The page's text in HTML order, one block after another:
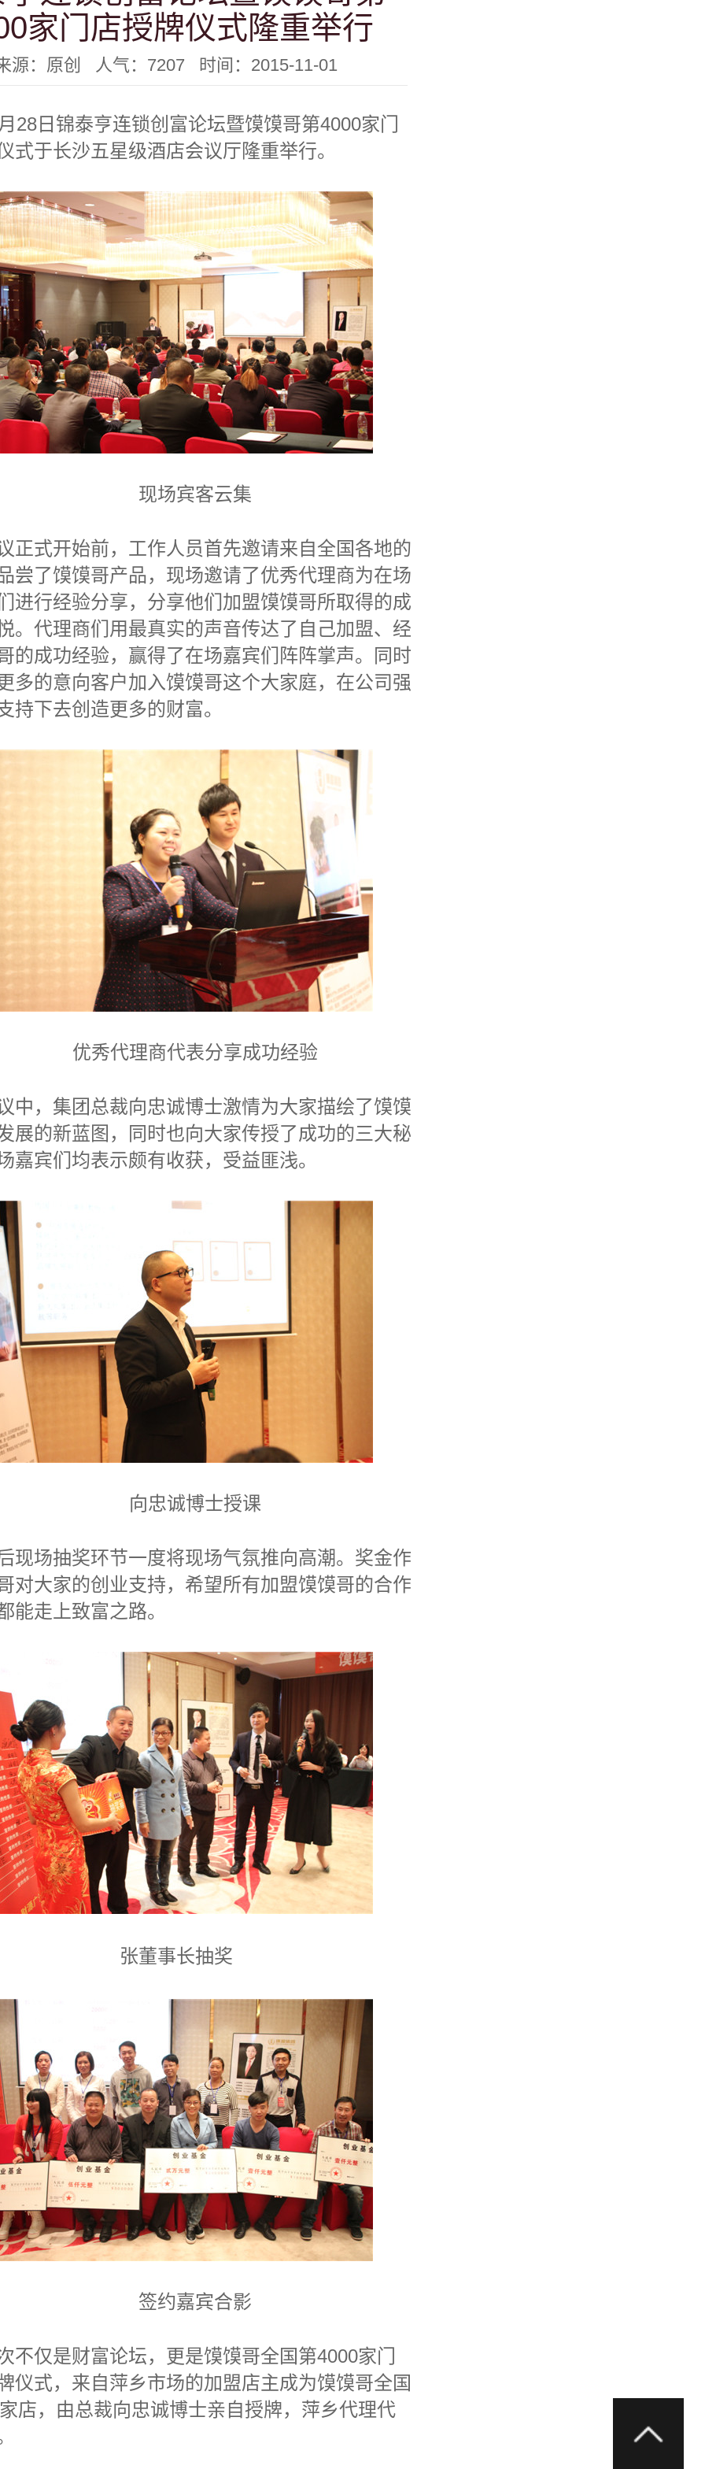
家门店授牌仪式隆重举行
源：原创 人气：7207 时间：2015-11-01
锦泰亨连锁创富论坛暨馍馍哥第4000家门
式于长沙五星级酒店会议厅隆重举行。
现场宾客云集
开始前，工作人员首先邀请来自全国各地的
尝了馍馍哥产品，现场邀请了优秀代理商为在场
进行经验分享，分享他们加盟馍馍哥所取得的成
。代理商们用最真实的声音传达了自己加盟、经
的成功经验，赢得了在场嘉宾们阵阵掌声。同时
多的意向客户加入馍馍哥这个大家庭，在公司强
持下去创造更多的财富。
优秀代理商代表分享成功经验
集团总裁向忠诚博士激情为大家描绘了馍馍
展的新蓝图，同时也向大家传授了成功的三大秘
嘉宾们均表示颇有收获，受益匪浅。
向忠诚博士授课
抽奖环节一度将现场气氛推向高潮。奖金作
对大家的创业支持，希望所有加盟馍馍哥的合作
能走上致富之路。
张董事长抽奖
签约嘉宾合影
是财富论坛，更是馍馍哥全国第4000家门
仪式，来自萍乡市场的加盟店主成为馍馍哥全国
店，由总裁向忠诚博士亲自授牌，萍乡代理代